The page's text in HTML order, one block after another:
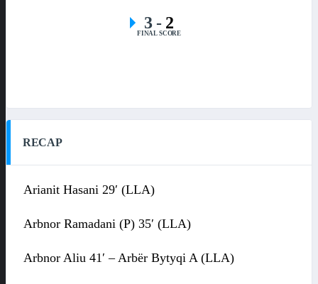
3- 2
FINAL SCORE
RECAP
Arianit Hasani 29′ (LLA)
Arbnor Ramadani (P) 35′ (LLA)
Arbnor Aliu 41′ – Arbër Bytyqi A (LLA)